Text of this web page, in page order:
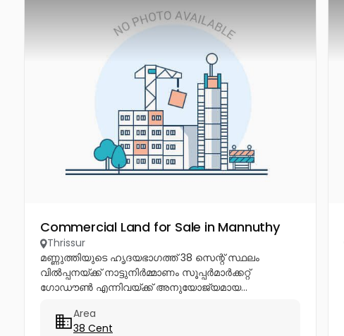
Commercial Land for Sale in Mannuthy
Thrissur
മണ്ണുത്തിയുടെ ഹൃദയഭാഗത്ത് 38 സെന്റ് സ്ഥലം
വിൽപ്പനയ്ക്ക് നാട്ടുനിർമ്മാണം സൂപ്പർമാർക്കറ്റ്
ഗോഡൗൺ എന്നിവയ്ക്ക് അനുയോജ്യമായ...
Area
38 Cent